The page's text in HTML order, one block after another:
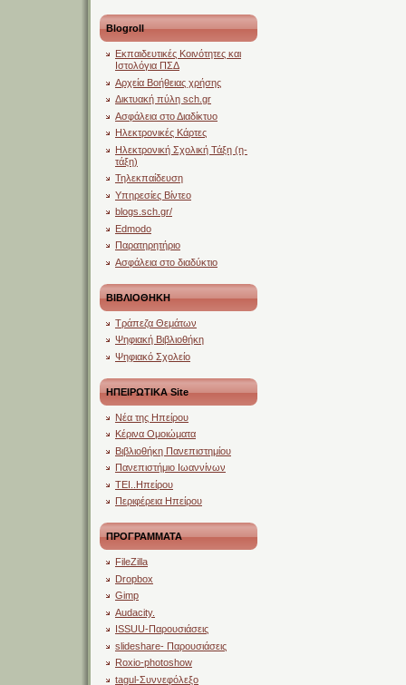
Blogroll
Εκπαιδευτικές Κοινότητες και
Ιστολόγια ΠΣΔ
Αρχεία Βοήθειας χρήσης
Δικτυακή πύλη sch.gr
Ασφάλεια στο Διαδίκτυο
Ηλεκτρονικές Κάρτες
Ηλεκτρονική Σχολική Τάξη (η-
τάξη)
Τηλεκπαίδευση
Υπηρεσίες Βίντεο
blogs.sch.gr/
Edmodo
Παρατηρητήριο
Ασφάλεια στο διαδύκτιο
ΒΙΒΛΙΟΘΗΚΗ
Τράπεζα Θεμάτων
Ψηφιακή Βιβλιοθήκη
Ψηφιακό Σχολείο
ΗΠΕΙΡΩΤΙΚΑ Site
Νέα της Ηπείρου
Κέρινα Ομοιώματα
Βιβλιοθήκη Πανεπιστημίου
Πανεπιστήμιο Ιωαννίνων
ΤΕΙ..Ηπείρου
Περιφέρεια Ηπείρου
ΠΡΟΓΡΑΜΜΑΤΑ
FileZilla
Dropbox
Gimp
Audacity.
ISSUU-Παρουσιάσεις
slideshare- Παρουσιάσεις
Roxio-photoshow
tagul-Συννεφόλεξο